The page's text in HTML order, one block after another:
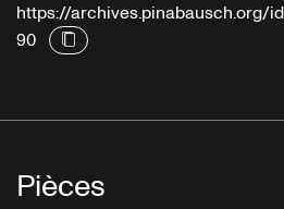
https://archives.pinabausch.org/
90
Pièces